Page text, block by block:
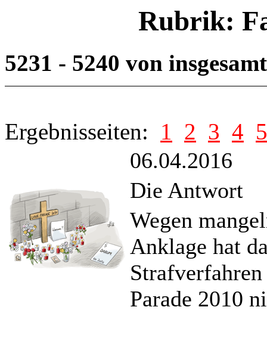
Rubrik:
5231 - 5240 von
Ergebnisseiten: 1 2 3 4 5
06.04.2016
Die Antwort
Wegen
Anklage hat
Parade 2010